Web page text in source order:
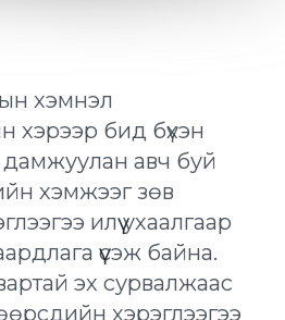
хэмнэл
хэрээр бид бүхэн
дамжуулан авч буй
хэмжээг зөв
илүү ухаалгаар
үүсэж байна.
эх сурвалжаас
хэрэглээгээ